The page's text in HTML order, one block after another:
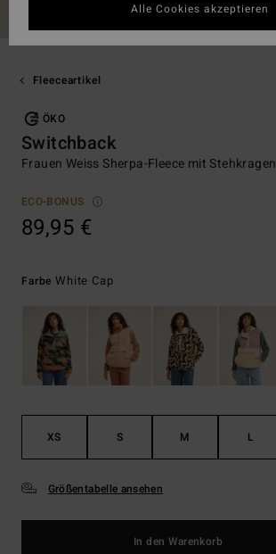
Fleeceartikel
ÖKO
Switchback
Frauen Weiss Sherpa-Fleece mit Stehkragen
ECO-BONUS
89,95 €
FarbeWhite Cap
XS S M L
Größentabelle ansehen
In den Warenkorb
Alle Cookies akzeptieren